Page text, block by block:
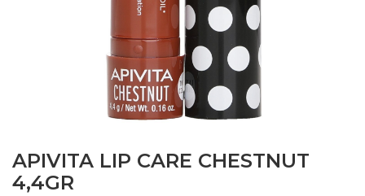
APIVITA LIP CARE CHESTNUT
4,4GR